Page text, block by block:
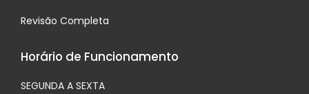
Revisão Completa
Horário de Funcionamento
SEGUNDA A SEXTA